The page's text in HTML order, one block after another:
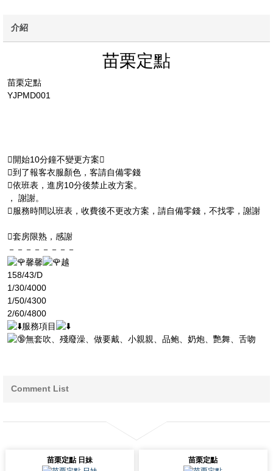
介紹
苗栗定點
苗栗定點
YJPMD001
開始10分鐘不變更方案
到了報客衣服顏色，客請自備零錢
依班表，進房10分後禁止改方案。
， 謝謝。
服務時間以班表，收費後不更改方案，請自備零錢，不找零，謝謝
套房限熟，感謝
－－－－－－－－
馨馨
越
158/43/D
1/30/4000
1/50/4300
2/60/4800
服務項目
無套吹、殘廢澡、做要戴、小親親、品鲍、奶炮、艷舞、舌吻
Comment List
苗栗定點 日妹 苗栗定點